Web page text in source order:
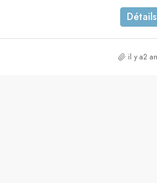
Détails
il y a2